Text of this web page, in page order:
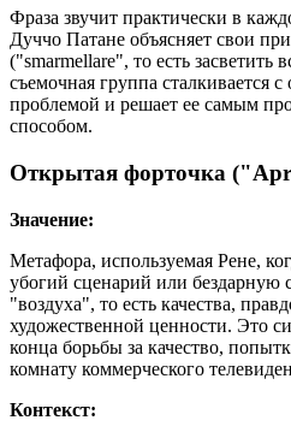
Фраза звучит практически в
Дуччо Патане объясняет свои
("smarmellare", то есть засветить
съемочная группа сталкивается
проблемой и решает ее самым
способом.
Открытая форточка
Значение:
Метафора, используемая Рене,
убогий сценарий или бездарную
"воздуха", то есть качества,
художественной ценности. Это
конца борьбы за качество,
комнату коммерческого
Контекст: